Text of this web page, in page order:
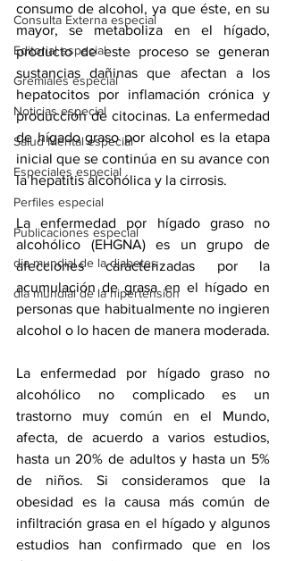
Consulta Externa especial
Editorial especial
Gremiales especial
Noticias especial
Salud Mental especial
Especiales especial
Perfiles especial
Publicaciones especial
dia mundial de la diabetes
dia mundial de la hipertension
consumo de alcohol, ya que éste, en su
mayor, se metaboliza en el hígado,
producto de este proceso se generan
sustancias dañinas que afectan a los
hepatocitos por inflamación crónica y
producción de citocinas. La enfermedad
de hígado graso por alcohol es la etapa
inicial que se continúa en su avance con
la hepatitis alcohólica y la cirrosis.
La enfermedad por hígado graso no
alcohólico (EHGNA) es un grupo de
afecciones caracterizadas por la
acumulación de grasa en el hígado en
personas que habitualmente no ingieren
La enfermedad por hígado graso no
alcohólico no complicado es un
trastorno muy común en el Mundo,
afecta, de acuerdo a varios estudios,
hasta un 20% de adultos y hasta un 5%
de niños. Si consideramos que la
obesidad es la causa más común de
infiltración grasa en el hígado y algunos
estudios han confirmado que en los